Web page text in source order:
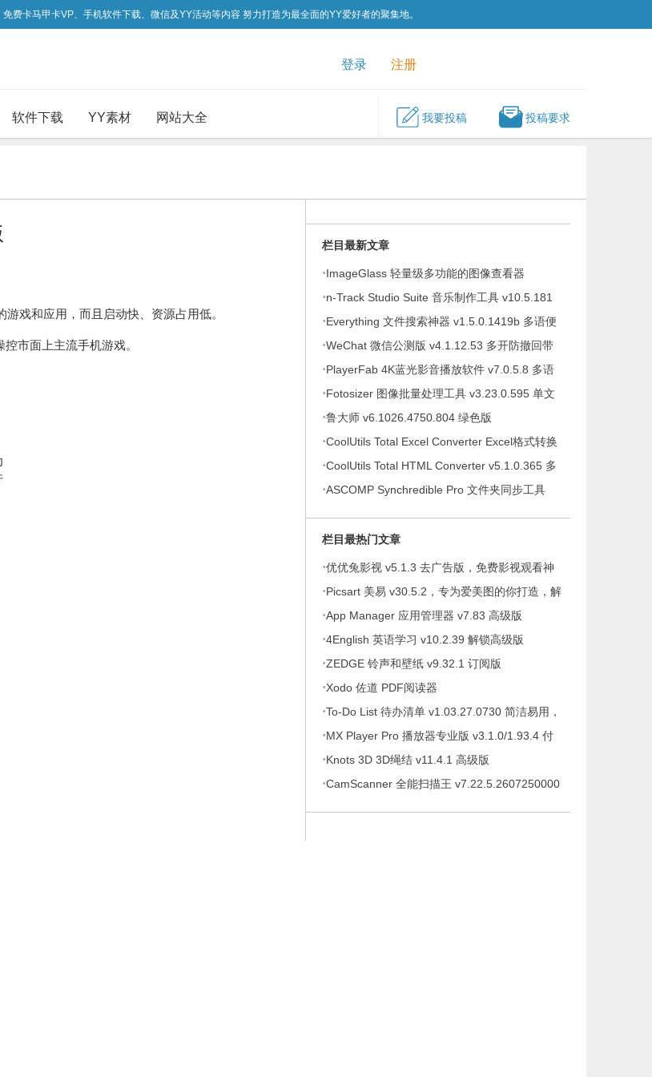
卡马甲卡VP、手机软件下载、微信及YY活动等内容 努力打造为最全面的YY爱好者的聚集地。
登录 注册
软件下载 YY素材 网站大全 我要投稿 投稿要求
戏和应用，而且启动快、资源占用低。
市面上主流手机游戏。
栏目最新文章
·ImageGlass 轻量级多功能的图像查看器
v9.6.1.807 便携版
·n-Track Studio Suite 音乐制作工具 v10.5.181
·Everything 文件搜索神器 v1.5.0.1419b 多语便
携版
·WeChat 微信公测版 v4.1.12.53 多开防撤回带
提示绿色版
·PlayerFab 4K蓝光影音播放软件 v7.0.5.8 多语
便携版
·Fotosizer 图像批量处理工具 v3.23.0.595 单文
件绿色版
·鲁大师 v6.1026.4750.804 绿色版
·CoolUtils Total Excel Converter Excel格式转换
器 v7.1.0.146 多语便携版
·CoolUtils Total HTML Converter v5.1.0.365 多
语便携版
·ASCOMP Synchredible Pro 文件夹同步工具
栏目最热门文章
·优优兔影视 v5.1.3 去广告版，免费影视观看神
器
·Picsart 美易 v30.5.2，专为爱美图的你打造，解
锁高级版
·App Manager 应用管理器 v7.83 高级版
·4English 英语学习 v10.2.39 解锁高级版
·ZEDGE 铃声和壁纸 v9.32.1 订阅版
·Xodo 佐道 PDF阅读器
·To-Do List 待办清单 v1.03.27.0730 简洁易用，
待办事项、时间管理软件，解锁专业版
·MX Player Pro 播放器专业版 v3.1.0/1.93.4 付
费专业版
·Knots 3D 3D绳结 v11.4.1 高级版
·CamScanner 全能扫描王 v7.22.5.2607250000